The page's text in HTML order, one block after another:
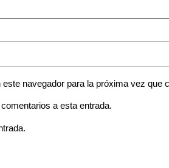
navegador para la próxima vez que
a esta entrada.